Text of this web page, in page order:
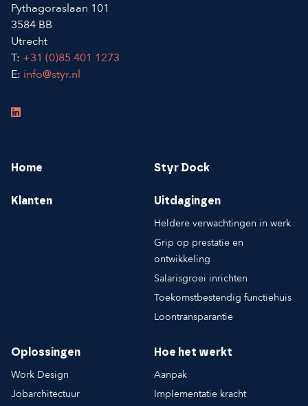
Pythagoraslaan 101
3584 BB
Utrecht
T: +31 (0)85 401 1273
E: info@styr.nl
Home Styr Dock
Klanten
Uitdagingen
Heldere verwachtingen in werk
Grip op prestatie en
ontwikkeling
Salarisgroei inrichten
Toekomstbestendig functiehuis
Loontransparantie
Oplossingen
Work Design
Jobarchitectuur
Hoe het werkt
Aanpak
Implementatie kracht